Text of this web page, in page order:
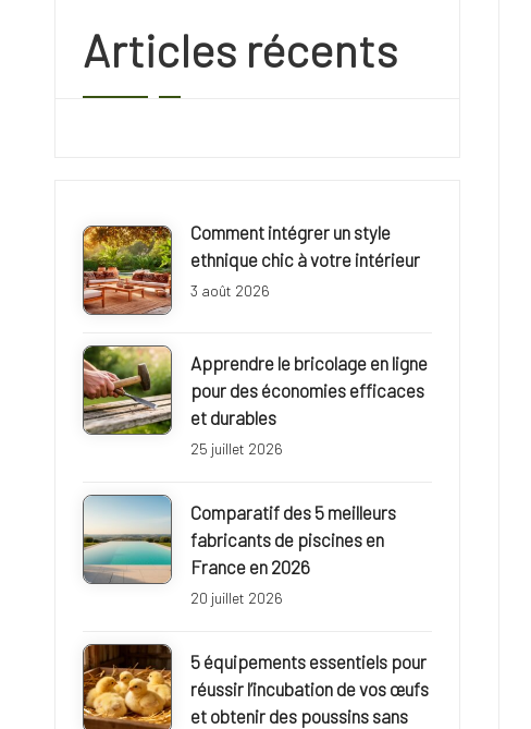
i
e
a
n
c
e
r
u
r
a
l
e
Articles récents
Comment intégrer un style
ethnique chic à votre intérieur
3 août 2026
Apprendre le bricolage en ligne
pour des économies efficaces
et durables
25 juillet 2026
Comparatif des 5 meilleurs
fabricants de piscines en
France en 2026
20 juillet 2026
5 équipements essentiels pour
réussir l’incubation de vos œufs
et obtenir des poussins sans